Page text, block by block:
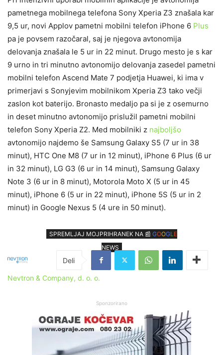
pametnega mobilnega telefona Sony Xperia Z3 znašala kar
9,5 ur, novi Applov pametni mobilni telefon iPhone 6 Plus
pa je povsem razočaral, saj je njegova avtonomija
delovanja znašala le 5 ur in 22 minut. Drugo mesto je s kar
9 urno in tri minutno avtonomijo delovanja zasedel pametni
mobilni telefon Ascend Mate 7 podjetja Huawei, ki ima v
primerjavi s Sonyjevim mobilnikom Xperia Z3 tako večji
zaslon kot baterijo. Bronasto medaljo pa si je z osemurno
in deset minutno avtonomijo prislužil pametni mobilni
telefon Sony Xperia Z2. Med mobilniki z najboljšo
avtonomijo najdemo še Samsung Galaxy S5 (7 ur in 38
minut), HTC One M8 (7 ur in 12 minut), iPhone 6 Plus (6 ur
in 32 minut), LG G3 (6 ur in 14 minut), Samsung Galaxy
Note 3 (6 ur in 8 minut), Motorola Moto X (5 ur in 45
minut), iPhone 6 (5 ur in 22 minut), iPhone 5S (5 ur in 2
minut) in Google Nexus 5 (4 ure in 50 minut).
SPREMLJAJ MOJPRIHRANEK NA 📰 GOOGL E
NEWS
Nevtron & Company, d. o. o.
Sponzorirano